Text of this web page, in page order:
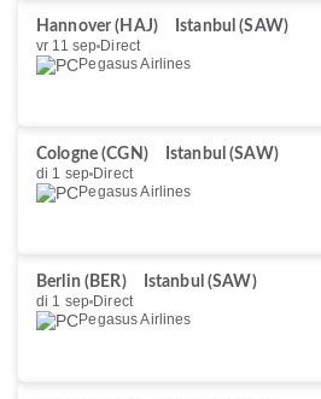
Hannover (HAJ)
Istanbul (SAW)
vr 11 sep Direct
Pegasus Airlines
Cologne (CGN)
Istanbul (SAW)
di 1 sep Direct
Pegasus Airlines
Berlin (BER)
Istanbul (SAW)
di 1 sep Direct
Pegasus Airlines